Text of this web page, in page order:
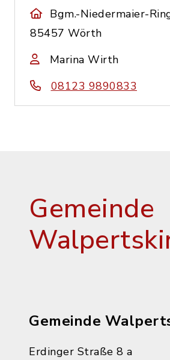
Bgm.-Niedermaier-
85457 Wörth
Marina Wirth
08123 9890833
Gemeinde
Gemeinde
Erdinger Straße 8 a